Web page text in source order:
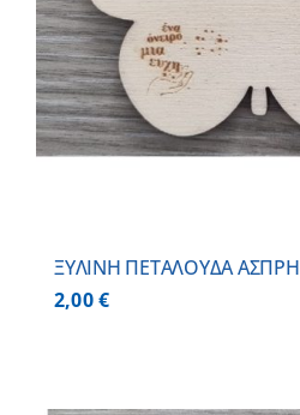
ΞΥΛΙΝΗ ΠΕΤΑΛΟΥΔΑ ΑΣΠΡΗ
2,00€